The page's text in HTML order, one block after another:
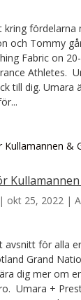
kring fördelarna
och Tommy
Fabric on
Athletes.
till dig. Umara
Kullamannen
| okt 25, 2022|
avsnitt för alla
Grand
dig mer om
Umara +